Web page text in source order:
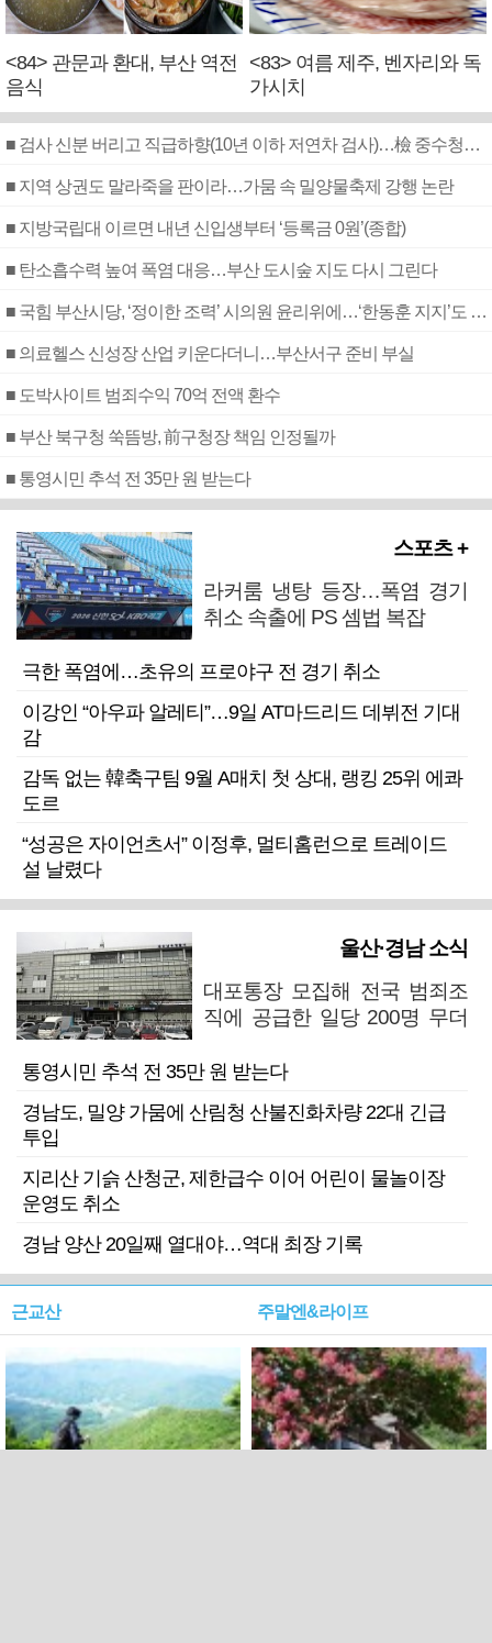
<84> 관문과 환대, 부산 역전
음식
<83> 여름 제주, 벤자리와 독
가시치
■ 검사 신분 버리고 직급하향(10년 이하 저연차 검사)…檢 중수청행 기피
■ 지역 상권도 말라죽을 판이라…가뭄 속 밀양물축제 강행 논란
■ 지방국립대 이르면 내년 신입생부터 ‘등록금 0원’(종합)
■ 탄소흡수력 높여 폭염 대응…부산 도시숲 지도 다시 그린다
■ 국힘 부산시당, ‘정이한 조력’ 시의원 윤리위에…‘한동훈 지지’도 신고접수
■ 의료헬스 신성장 산업 키운다더니…부산서구 준비 부실
■ 도박사이트 범죄수익 70억 전액 환수
■ 부산 북구청 쑥뜸방, 前구청장 책임 인정될까
■ 통영시민 추석 전 35만 원 받는다
스포츠 +
라커룸 냉탕 등장…폭염 경기
취소 속출에 PS 셈법 복잡
극한 폭염에…초유의 프로야구 전 경기 취소
이강인 “아우파 알레티”…9일 AT마드리드 데뷔전 기대
감
감독 없는 韓축구팀 9월 A매치 첫 상대, 랭킹 25위 에콰
도르
“성공은 자이언츠서” 이정후, 멀티홈런으로 트레이드
설 날렸다
울산·경남 소식
대포통장 모집해 전국 범죄조
직에 공급한 일당 200명 무더
통영시민 추석 전 35만 원 받는다
경남도, 밀양 가뭄에 산림청 산불진화차량 22대 긴급
투입
지리산 기슭 산청군, 제한급수 이어 어린이 물놀이장
운영도 취소
경남 양산 20일째 열대야…역대 최장 기록
근교산 주말엔&라이프